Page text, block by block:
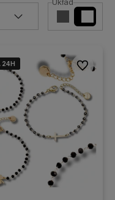
24H
24H
24H
24H Do